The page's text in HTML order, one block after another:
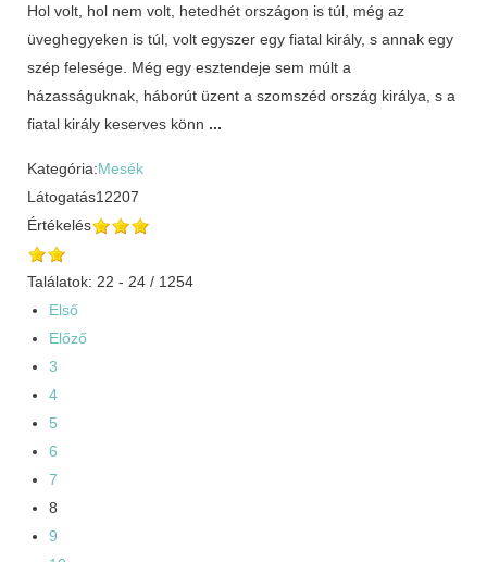
Hol volt, hol nem volt, hetedhét országon is túl, még az
üveghegyeken is túl, volt egyszer egy fiatal király, s annak egy
szép felesége. Még egy esztendeje sem múlt a
házasságuknak, háborút üzent a szomszéd ország királya, s a
fiatal király keserves könn ...
Kategória:Mesék
Látogatás12207
Értékelés
Találatok: 22 - 24 / 1254
Első
Előző
3
4
5
6
7
8
9